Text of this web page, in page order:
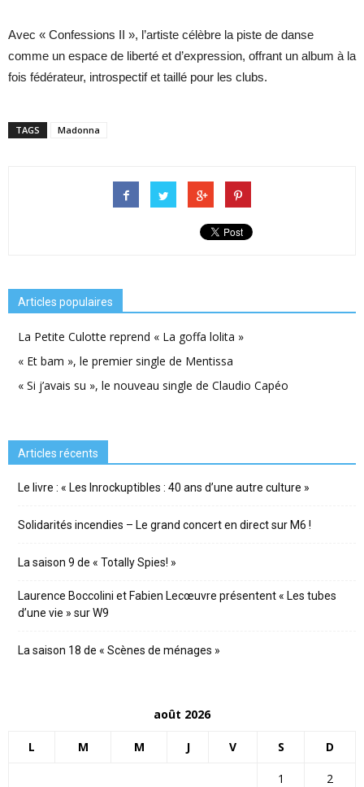
Avec « Confessions II », l’artiste célèbre la piste de danse
comme un espace de liberté et d’expression, offrant un album à la
fois fédérateur, introspectif et taillé pour les clubs.
TAGS Madonna
Articles populaires
La Petite Culotte reprend « La goffa lolita »
« Et bam », le premier single de Mentissa
« Si j’avais su », le nouveau single de Claudio Capéo
Articles récents
Le livre : « Les Inrockuptibles : 40 ans d’une autre culture »
Solidarités incendies – Le grand concert en direct sur M6 !
La saison 9 de « Totally Spies! »
Laurence Boccolini et Fabien Lecœuvre présentent « Les tubes
d’une vie » sur W9
La saison 18 de « Scènes de ménages »
août 2026
L M M J V S D
1
2